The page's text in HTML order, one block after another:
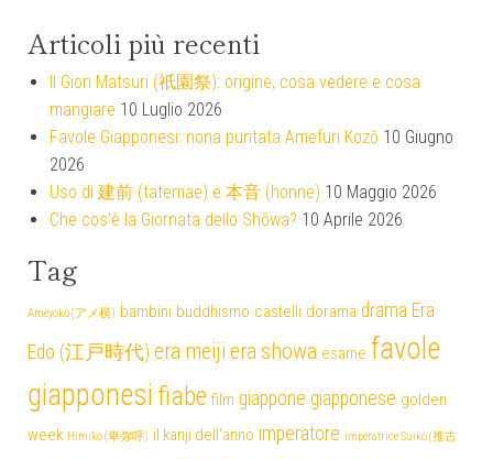
Articoli più recenti
Il Gion Matsuri (祇園祭): origine, cosa vedere e cosa
mangiare 10 Luglio 2026
Favole Giapponesi: nona puntata Amefuri Kozō 10 Giugno
2026
Uso di 建前 (tatemae) e 本音 (honne) 10 Maggio 2026
Che cos’è la Giornata dello Shōwa? 10 Aprile 2026
Tag
Ameyoko (アメ横) bambini buddhismo castelli dorama drama Era
Edo (江戸時代) era meiji era showa esame favole
giapponesi fiabe film giappone giapponese golden
week Himiko (卑弥呼) il kanji dell'anno imperatore imperatrice Suiko (推古